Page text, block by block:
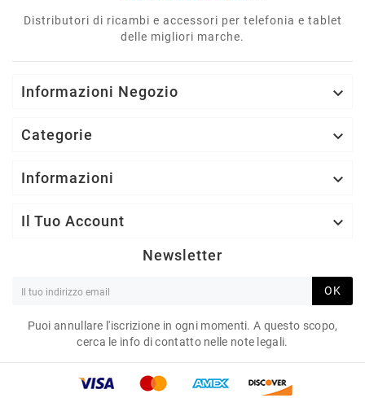
Distributori di ricambi e accessori per telefonia e tablet
delle migliori marche.
Informazioni Negozio 
Categorie 
Informazioni 
Il Tuo Account 
Newsletter
OK
Puoi annullare l'iscrizione in ogni momenti. A questo scopo,
cerca le info di contatto nelle note legali.